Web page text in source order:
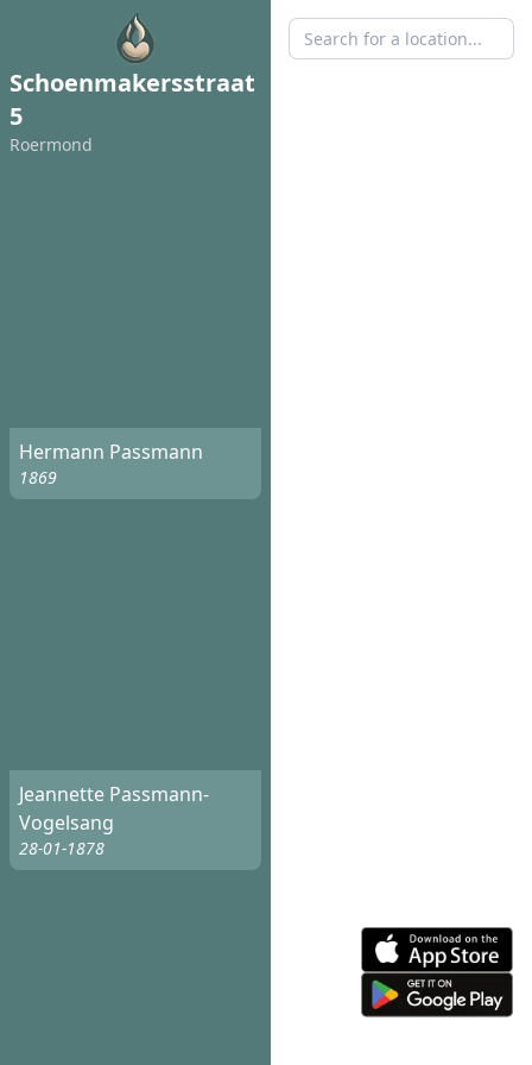
Schoenmakersstraat
5
Roermond
Hermann Passmann
1869
Jeannette Passmann-
Vogelsang
28-01-1878